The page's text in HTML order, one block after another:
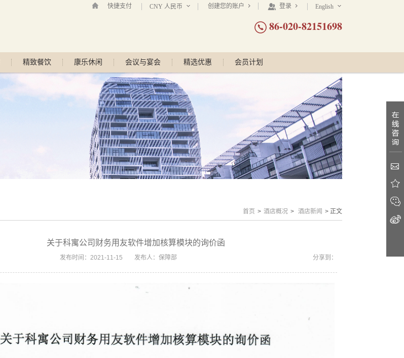
快捷支付 CNY 人民币 创建您的账户 登录 English
86-020-82151698
精致餐饮 康乐休闲 会议与宴会 精选优惠 会员计划
首页 > 酒店概况 > 酒店新闻 > 正文
关于科寓公司财务用友软件增加核算模块的询价函
发布时间：2021-11-15 发布人：保障部 分享到：